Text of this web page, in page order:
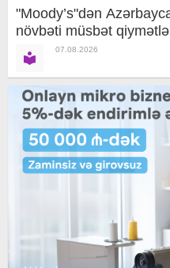
"Moody’s"dən
növbəti müsbət
07.08.2026